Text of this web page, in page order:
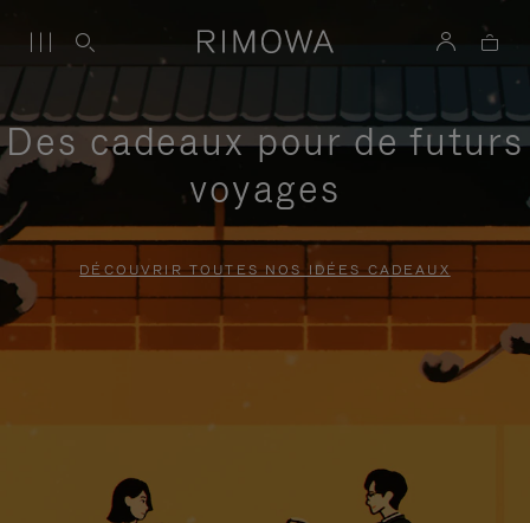
Des cadeaux pour de futurs
voyages
DÉCOUVRIR TOUTES NOS IDÉES CADEAUX